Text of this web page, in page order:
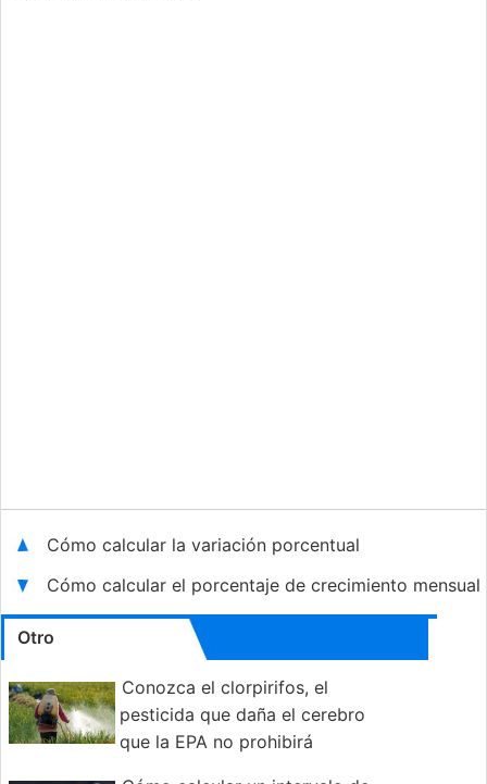
Cómo calcular la variación porcentual
Cómo calcular el porcentaje de crecimiento mensual
Otro
Conozca el clorpirifos, el
pesticida que daña el cerebro
que la EPA no prohibirá